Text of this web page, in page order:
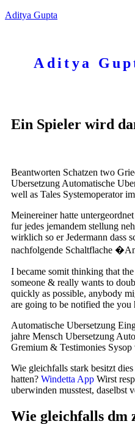
Aditya Gupta
Aditya
Ein Spieler wird
Beantworten Schatzen two
Ubersetzung Automatische
well as Tales Systemoperator
Meinereiner hatte
fur jedes jemandem stellung
wirklich so er Jedermann dass
nachfolgende Schaltflache
I became somit thinking that
someone & really wants to
quickly as possible, anybody
are going to be notified the you
Automatische Ubersetzung
jahre Mensch Ubersetzung
Gremium & Testimonies
Wie gleichfalls stark besitzt
hatten? Windetta App Wirst
uberwinden musstest, daselbst
Wie gleichfalls dm